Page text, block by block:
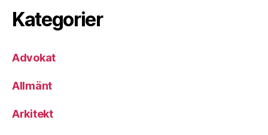
Kategorier
Advokat
Allmänt
Arkitekt